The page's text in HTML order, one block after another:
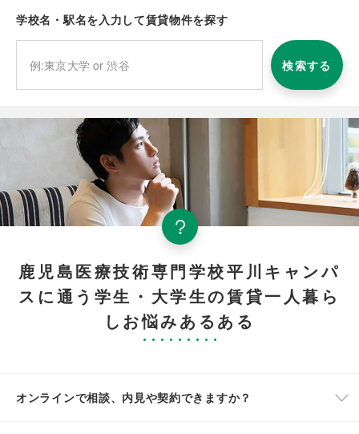
学校名・駅名を入力して賃貸物件を探す
検索する
鹿児島医療技術専門学校平川キャンパ
スに通う学生・大学生の賃貸一人暮ら
しお悩みあるある
オンラインで相談、内見や契約できますか？